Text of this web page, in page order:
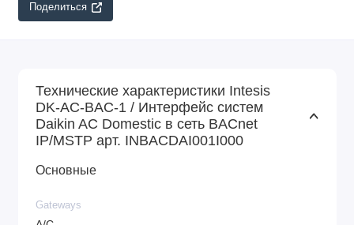
Поделиться
Технические характеристики Intesis
DK-AC-BAC-1 / Интерфейс систем
Daikin AC Domestic в сеть BACnet
IP/MSTP арт. INBACDAI001I000
Основные
Gateways